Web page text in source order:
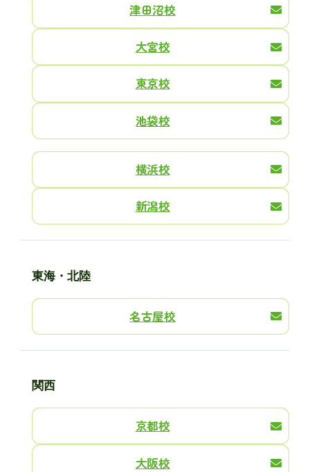
津田沼校
大宮校
東京校
池袋校
横浜校
新潟校
東海・北陸
名古屋校
関西
京都校
大阪校